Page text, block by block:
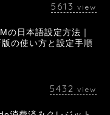
5613 view
の日本語設定方法｜
の使い方と設定手順
5432 view
会社概要
採用情報